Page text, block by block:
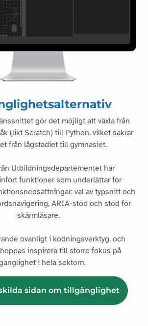
gör det möjligt att växla från
(likt Scratch) till Python, vilket säkrar
från lågstadiet till gymnasiet.
Utbildningsdepartementet har
funktioner som underlättar för
val av typsnitt och
ARIA-stöd och stöd för
skärmläsare.
ovanligt i kodningsverktyg, och
inspirera till större fokus på
i hela sektorn.
sidan om tillgänglighet